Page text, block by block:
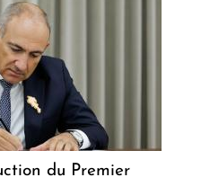
du Premier